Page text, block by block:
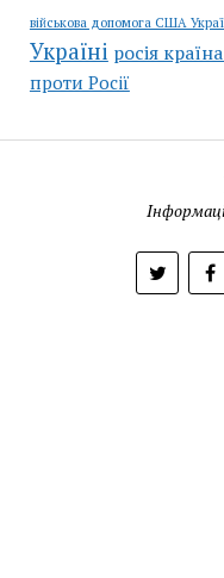
військова допомога США
Україні росія
проти Росії